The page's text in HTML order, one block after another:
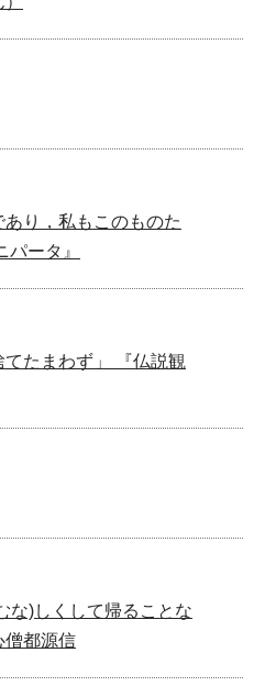
り，私もこのものた
ータ』
てたまわず」 『仏説観
)しくして帰ることな
都源信